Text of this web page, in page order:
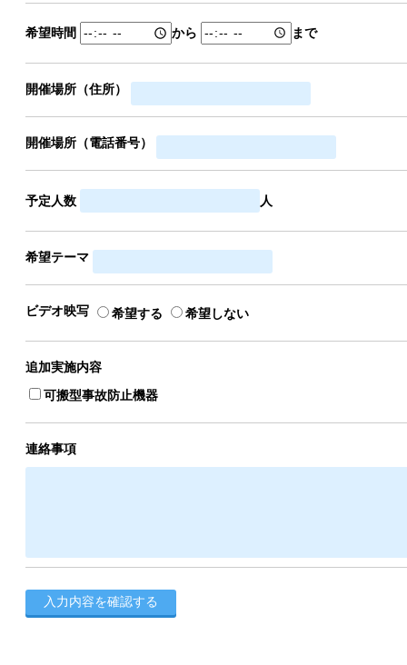
希望時間 から まで
開催場所（住所）
開催場所（電話番号）
予定人数 人
希望テーマ
ビデオ映写 希望する 希望しない
追加実施内容
可搬型事故防止機器
連絡事項